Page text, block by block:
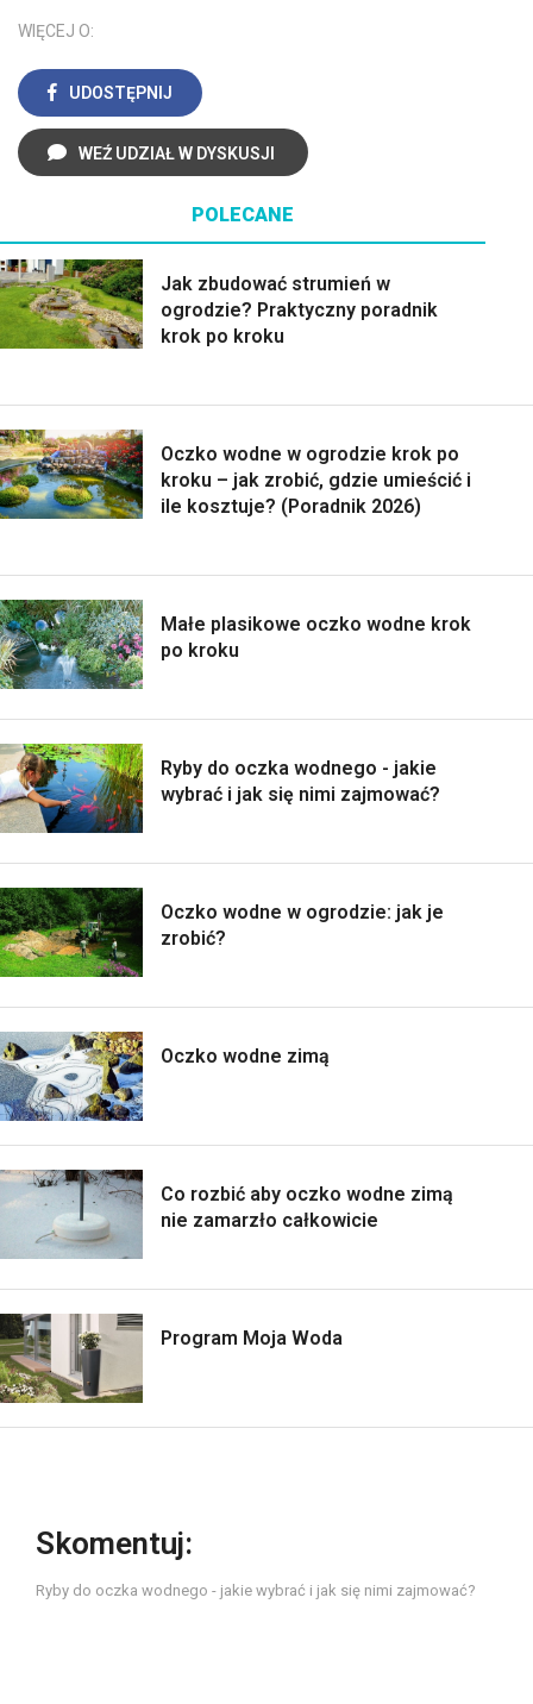
WIĘCEJ O:
UDOSTĘPNIJ
WEŹ UDZIAŁ W DYSKUSJI
POLECANE
Jak zbudować strumień w
ogrodzie? Praktyczny poradnik
krok po kroku
Oczko wodne w ogrodzie krok po
kroku – jak zrobić, gdzie umieścić i
ile kosztuje? (Poradnik 2026)
Małe plasikowe oczko wodne krok
po kroku
Ryby do oczka wodnego - jakie
wybrać i jak się nimi zajmować?
Oczko wodne w ogrodzie: jak je
zrobić?
Oczko wodne zimą
Co rozbić aby oczko wodne zimą
nie zamarzło całkowicie
Program Moja Woda
Skomentuj:
Ryby do oczka wodnego - jakie wybrać i jak się nimi zajmować?